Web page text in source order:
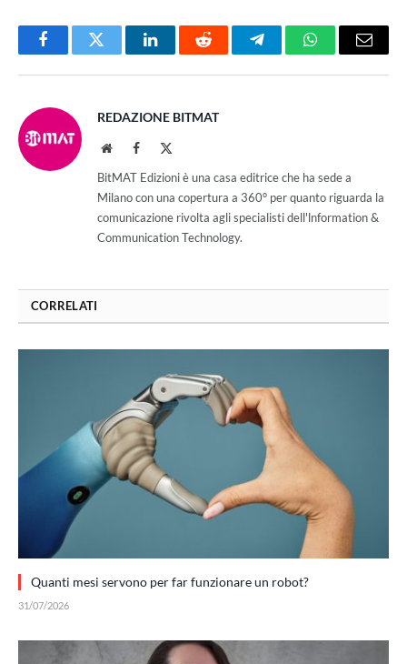
FacebookTwitter LinkedInReddit TelegramWhatsAppEmail
REDAZIONE BITMAT
WebsiteFacebook
BitMAT Edizioni è una casa editrice che ha sede a
Milano con una copertura a 360° per quanto riguarda la
comunicazione rivolta agli specialisti dell'lnformation &
Communication Technology.
CORRELATI
Quanti mesi servono per far funzionare un robot?
31/07/2026